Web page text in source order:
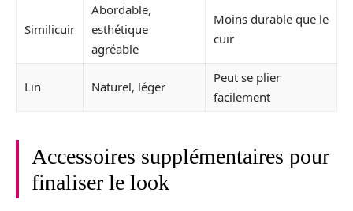
Similicuir
Abordable,
esthétique
agréable
Moins durable que le
cuir
Lin Naturel, léger
Peut se plier
facilement
Accessoires supplémentaires pour
finaliser le look